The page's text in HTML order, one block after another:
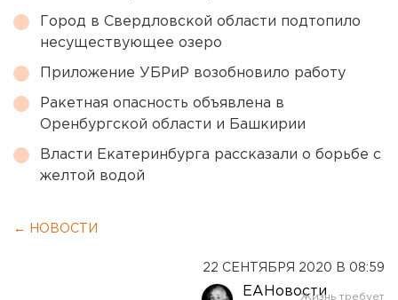
Город в Свердловской области подтопило
несуществующее озеро
Приложение УБРиР возобновило работу
Ракетная опасность объявлена в
Оренбургской области и Башкирии
Власти Екатеринбурга рассказали о борьбе с
желтой водой
← НОВОСТИ
22 СЕНТЯБРЯ 2020 В 08:59
ЕАНовости